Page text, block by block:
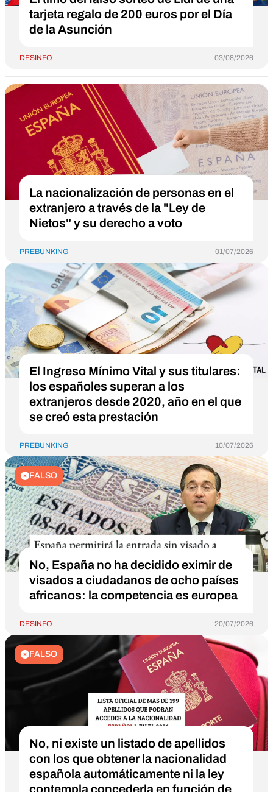
tarjeta regalo de 200 euros por el Día
de la Asunción
DESINFO 03/08/2026
La nacionalización de personas en el
extranjero a través de la "Ley de
Nietos" y su derecho a voto
PREBUNKING 01/07/2026
El Ingreso Mínimo Vital y sus titulares:
los españoles superan a los
extranjeros desde 2020, año en el que
se creó esta prestación
PREBUNKING 10/07/2026
FALSO
No, España no ha decidido eximir de
visados a ciudadanos de ocho países
africanos: la competencia es europea
DESINFO 20/07/2026
FALSO
No, ni existe un listado de apellidos
con los que obtener la nacionalidad
española automáticamente ni la ley
contempla concederla en función de